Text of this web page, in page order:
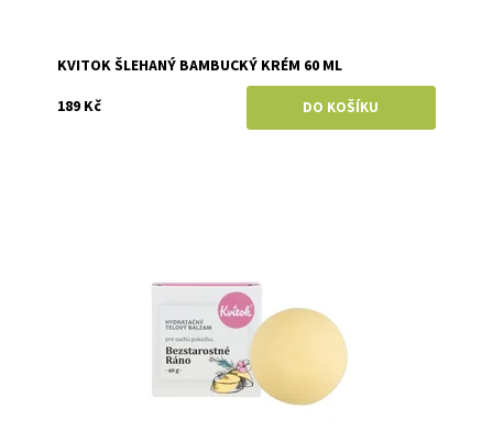
KVITOK ŠLEHANÝ BAMBUCKÝ KRÉM 60 ML
189 Kč